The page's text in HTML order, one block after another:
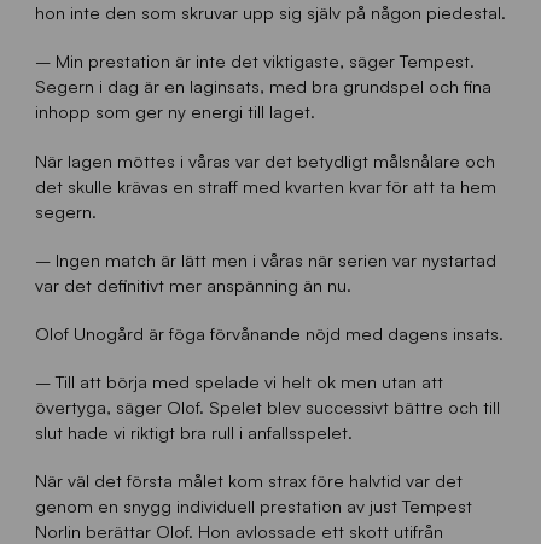
hon inte den som skruvar upp sig själv på någon piedestal.
– Min prestation är inte det viktigaste, säger Tempest.
Segern i dag är en laginsats, med bra grundspel och fina
inhopp som ger ny energi till laget.
När lagen möttes i våras var det betydligt målsnålare och
det skulle krävas en straff med kvarten kvar för att ta hem
segern.
– Ingen match är lätt men i våras när serien var nystartad
var det definitivt mer anspänning än nu.
Olof Unogård är föga förvånande nöjd med dagens insats.
– Till att börja med spelade vi helt ok men utan att
övertyga, säger Olof. Spelet blev successivt bättre och till
slut hade vi riktigt bra rull i anfallsspelet.
När väl det första målet kom strax före halvtid var det
genom en snygg individuell prestation av just Tempest
Norlin berättar Olof. Hon avlossade ett skott utifrån